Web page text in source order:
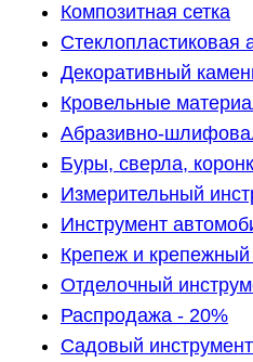
Композитная сетка
Стеклопластиковая
Декоративный
Кровельные
Абразивно-
Буры, сверла,
Измерительный
Инструмент
Крепеж и крепежный
Отделочный
Распродажа - 20%
Садовый инструмент